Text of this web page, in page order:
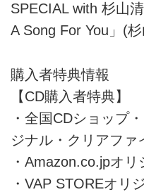
SPECIAL with 杉山
A Song For You」(
購入者特典情報
【CD購入者特典】
・全国CDショップ
ジナル・クリアファ
・Amazon.co.jpオ
・VAP STOREオリ